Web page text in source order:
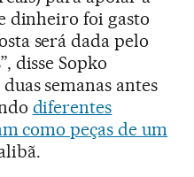
dinheiro foi gasto
será dada pelo
disse Sopko
semanas antes
diferentes
como peças de um